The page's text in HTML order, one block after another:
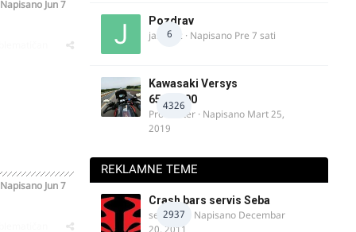
Napisano Jun 7
Napisano Jun 7
6
Pozdrav
jasminc · Napisano Pre 7 sati
4326
Kawasaki Versys
650/1000
ProMaster · Napisano Mart 25,
2019
REKLAMNE TEME
2937
Crash bars servis Seba
seba011 · Napisano Decembar
20, 2011